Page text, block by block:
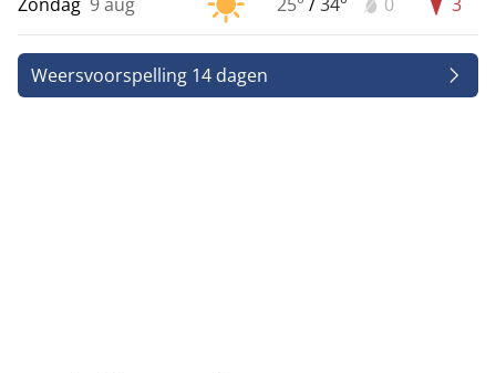
Weersvoorspelling 14 dagen